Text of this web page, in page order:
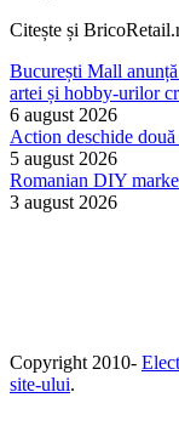
Citește și
București Mall
artei și hobby-urilor
6 august 2026
Action deschide
5 august 2026
Romanian DIY
3 august 2026
Copyright 2010-
site-ului.